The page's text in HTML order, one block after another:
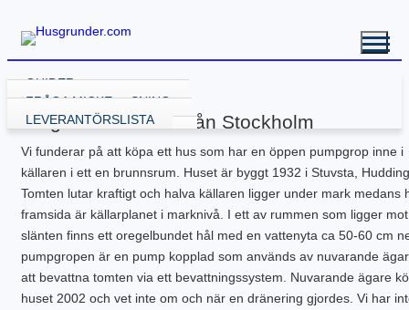
GUIDER
VÄLJA GRUNDLÖSNING
GRUND MED GJUTNING
GJUTA PLATTA – STARTA HÄR
PLATTA – ATTEFALL
PLATTA – GARAGE
PLATTA – INDUSTRI
PLATTA – KÄLLARE
PLATTA – UTERUM
PLATTA – PÅLNING
PLATTA – STALL
PLATTA – TILLBYGGNAD
NY KÄLLARE
BYGGA KÄLLARE
BYGGA KÄLLARE – ATTEFALL
BALK – KRYPGRUND
KRYPGRUND – STARTA HÄR
KRYPGRUND – ATTEFALL
KRYPGRUND – TILLBYGGNAD
BALK – HYBRIDGRUND
BALK – VÄXTHUS
RENOVERA HUSGRUND
DRÄNERA HUS
KÄLLARE MED FUKT
KÄLLARRENOVERING
RADONSÄKRA DIN KÄLLARE
EW GRUNDRENOVERING
KRYPGRUND – GJUT IGEN
KRYPGRUND – AVFUKTARE
MEKANISKT VENTGOLV
BYGGA POOL
GJUTEN ISOLERAD POOL
POOLGRUND
FLER GUIDER
BETONG
BYGGA ALTAN
DRÄNERANDE MATERIAL
GRUNDRITNINGAR
GRUNDLÄGGNING PÅ BERG
MARK & TRÄDGÅRD
DOWNLOADS
FRÅGA MICKE
LEVERANTÖRSLISTA
Fråga från Emelie från Stockholm
Vi funderar på att köpa ett hus som har en öppen pumpgrop inne i
källaren i ett en brunnsrum. Huset är byggt 1932 i Stuvsta,
Tomten lutar kraftigt och halva källaren ligger under mark medans
framsida är källarplanet i marknivå. I ett av rummen som ligger mot
slänten finns ett oregelbundet hål med en vattenyta ca 50-60 cm
pumpgropen är en pump kopplad som används av nuvarande
att bevattna tomten via ett bevattningssystem. Nuvarande ägare
huset 2002 och vet inte om och när en dränering gjordes. Vi har